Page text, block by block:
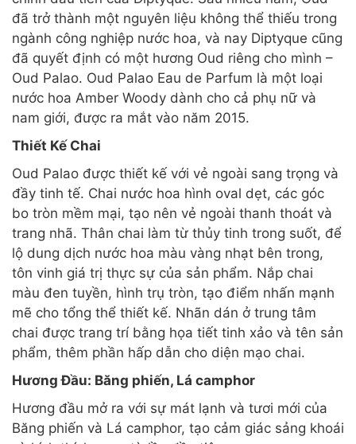
đã trở thành một nguyên liệu không thể thiếu trong
ngành công nghiệp nước hoa, và nay Diptyque cũng
đã quyết định có một hương Oud riêng cho mình –
Oud Palao. Oud Palao Eau de Parfum là một loại
nước hoa Amber Woody dành cho cả phụ nữ và
nam giới, được ra mắt vào năm 2015.
Thiết Kế Chai
Oud Palao được thiết kế với vẻ ngoài sang trọng và
đầy tinh tế. Chai nước hoa hình oval dẹt, các góc
bo tròn mềm mại, tạo nên vẻ ngoài thanh thoát và
trang nhã. Thân chai làm từ thủy tinh trong suốt, để
lộ dung dịch nước hoa màu vàng nhạt bên trong,
tôn vinh giá trị thực sự của sản phẩm. Nắp chai
màu đen tuyền, hình trụ tròn, tạo điểm nhấn mạnh
mẽ cho tổng thể thiết kế. Nhãn dán ở trung tâm
chai được trang trí bằng họa tiết tinh xảo và tên sản
phẩm, thêm phần hấp dẫn cho diện mạo chai.
Hương Đầu: Băng phiến, Lá camphor
Hương đầu mở ra với sự mát lạnh và tươi mới của
Băng phiến và Lá camphor, tạo cảm giác sảng khoái